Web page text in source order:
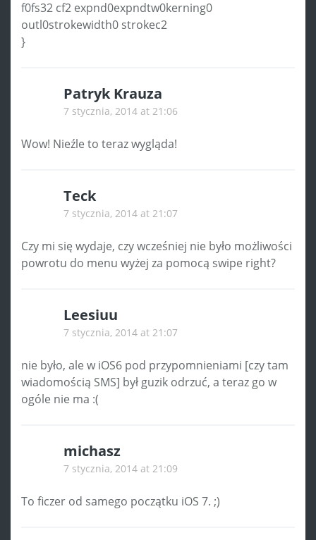
f0fs32 cf2 expnd0expndtw0kerning0
outl0strokewidth0 strokec2
}
Patryk Krauza
7 stycznia, 2014 at 21:06
Wow! Nieźle to teraz wygląda!
Teck
7 stycznia, 2014 at 21:07
Czy mi się wydaje, czy wcześniej nie było możliwości
powrotu do menu wyżej za pomocą swipe right?
Leesiuu
7 stycznia, 2014 at 21:07
nie było, ale w iOS6 pod przypomnieniami [czy tam
wiadomością SMS] był guzik odrzuć, a teraz go w
ogóle nie ma :(
michasz
7 stycznia, 2014 at 21:09
To ficzer od samego początku iOS 7. ;)